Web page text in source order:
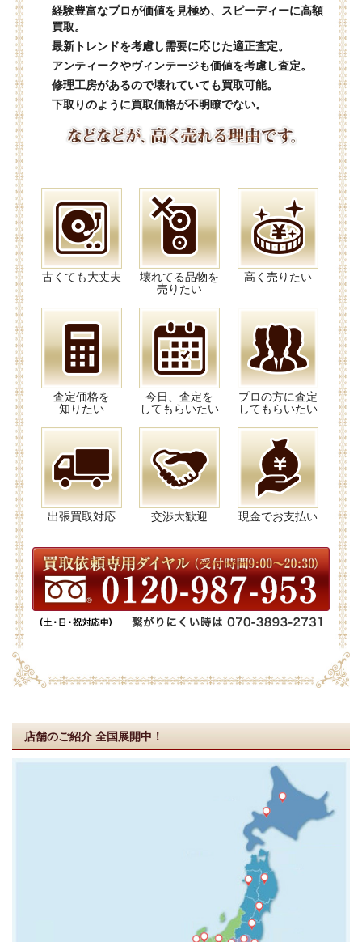
経験豊富なプロが価値を見極め、スピーディーに高額
買取。
最新トレンドを考慮し需要に応じた適正査定。
アンティークやヴィンテージも価値を考慮し査定。
修理工房があるので壊れていても買取可能。
下取りのように買取価格が不明瞭でない。
古くても大丈夫
壊れてる品物を
売りたい
高く売りたい
査定価格を
知りたい
今日、査定を
してもらいたい
プロの方に査定
してもらいたい
出張買取対応 交渉大歓迎 現金でお支払い
店舗のご紹介 全国展開中！